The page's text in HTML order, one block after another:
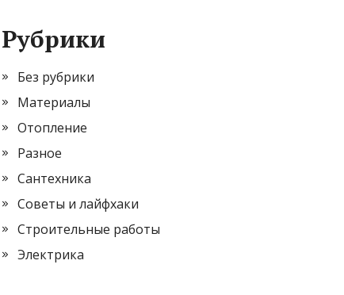
Рубрики
Без рубрики
Материалы
Отопление
Разное
Сантехника
Советы и лайфхаки
Строительные работы
Электрика